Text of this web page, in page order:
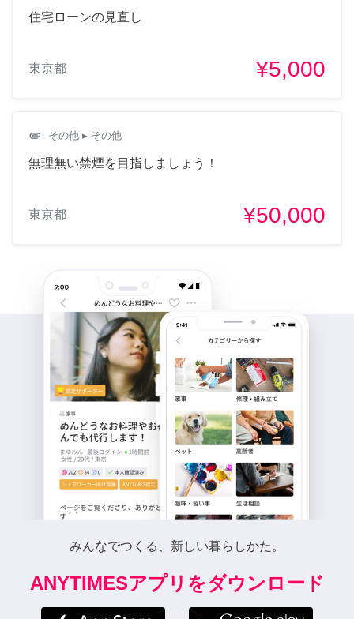
住宅ローンの見直し
東京都 ¥5,000
attachment その他 ▸ その他
無理無い禁煙を目指しましょう！
東京都 ¥50,000
みんなでつくる、新しい暮らしかた。
ANYTIMESアプリをダウンロード